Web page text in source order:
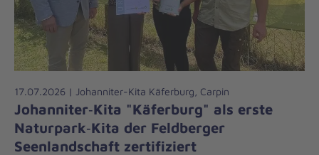
17.07.2026 | Johanniter-Kita Käferburg, Carpin
Johanniter‑Kita "Käferburg" als erste
Naturpark‑Kita der Feldberger
Seenlandschaft zertifiziert